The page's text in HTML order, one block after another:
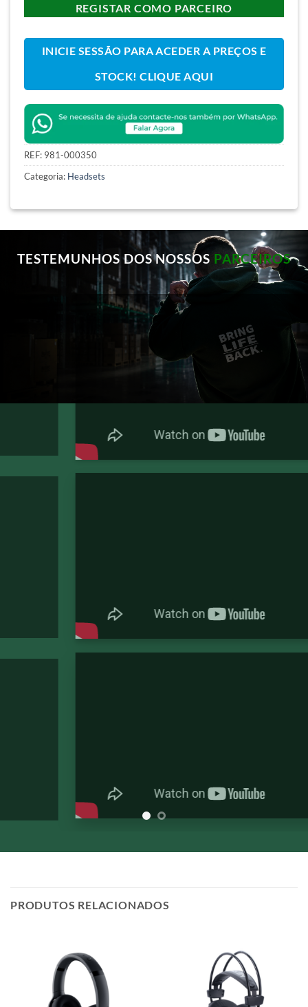
REGISTAR COMO PARCEIRO
INICIE SESSÃO PARA ACEDER A PREÇOS E
STOCK! CLIQUE AQUI
REF: 981-000350
Categoria: Headsets
TESTEMUNHOS DOS NOSSOS PARCEIROS
PRODUTOS RELACIONADOS